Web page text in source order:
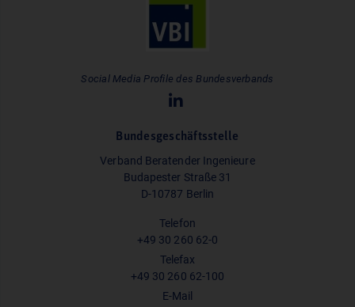
Social Media Profile des Bundesverbands
Bundesgeschäftsstelle
Verband Beratender Ingenieure
Budapester Straße 31
D-10787 Berlin
Telefon
+49 30 260 62-0
Telefax
+49 30 260 62-100
E-Mail